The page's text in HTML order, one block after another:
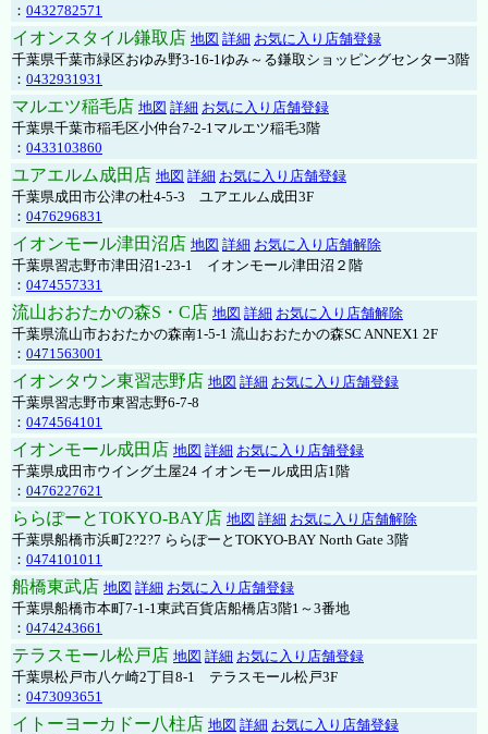
： 0432782571
イオンスタイル鎌取店 地図 詳細 お気に入り店舗登録
千葉県千葉市緑区おゆみ野3-16-1ゆみ～る鎌取ショッピングセンター3階
： 0432931931
マルエツ稲毛店 地図 詳細 お気に入り店舗登録
千葉県千葉市稲毛区小仲台7-2-1マルエツ稲毛3階
： 0433103860
ユアエルム成田店 地図 詳細 お気に入り店舗登録
千葉県成田市公津の杜4-5-3 ユアエルム成田3F
： 0476296831
イオンモール津田沼店 地図 詳細 お気に入り店舗解除
千葉県習志野市津田沼1-23-1 イオンモール津田沼２階
： 0474557331
流山おおたかの森S・C店 地図 詳細 お気に入り店舗解除
千葉県流山市おおたかの森南1-5-1 流山おおたかの森SC ANNEX1 2F
： 0471563001
イオンタウン東習志野店 地図 詳細 お気に入り店舗登録
千葉県習志野市東習志野6-7-8
： 0474564101
イオンモール成田店 地図 詳細 お気に入り店舗登録
千葉県成田市ウイング土屋24 イオンモール成田店1階
： 0476227621
ららぽーとTOKYO-BAY店 地図 詳細 お気に入り店舗解除
千葉県船橋市浜町2?2?7 ららぽーとTOKYO-BAY North Gate 3階
： 0474101011
船橋東武店 地図 詳細 お気に入り店舗登録
千葉県船橋市本町7-1-1東武百貨店船橋店3階1～3番地
： 0474243661
テラスモール松戸店 地図 詳細 お気に入り店舗登録
千葉県松戸市八ケ崎2丁目8-1 テラスモール松戸3F
： 0473093651
イトーヨーカドー八柱店 地図 詳細 お気に入り店舗登録